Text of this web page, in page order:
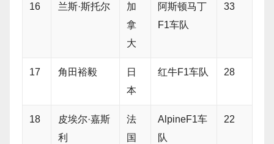
16 兰斯·斯托尔
加
拿
大
阿斯顿马丁
F1车队
33
17 角田裕毅
日
本
红牛F1车队 28
18
皮埃尔·嘉斯
利
法
国
AlpineF1车
队
22